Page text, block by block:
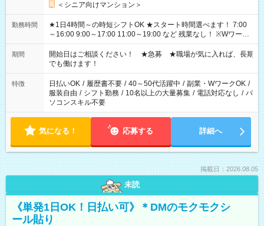
＜シニア向けマンション＞
勤務時間
★1日4時間～の時短シフトOK ★スタート時間選べます！ 7:00
～16:00 9:00～17:00 11:00～19:00 など 残業なし！ ※Wワーク
の場合、他のお仕事と合わせ週40時間超の就業はご案内できま
せん ※法令に基づき、週20時間以上勤務は社会保険への加入対
象となります ※労働者派遣法（日雇い派遣の原則禁止）によ
り、短時間・短期間の就業はご案内が難しい場合があります
期間
開始日はご相談ください！ ★急募 ★職場が気に入れば、長期
でも働けます！
特徴 日払いOK / 履歴書不要 / 40～50代活躍中 / 副業・WワークOK /
服装自由 / シフト勤務 / 10名以上の大量募集 / 電話対応なし / パ
ソコンスキル不要
気になる！ 応募する 詳細へ
掲載日：2026.08.05
未読
《単発1日OK！日払い可》＊DMのモクモクシ
ール貼り